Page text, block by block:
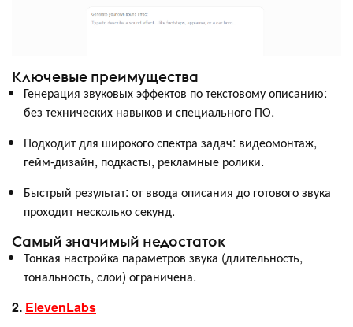
Ключевые преимущества
Генерация звуковых эффектов по текстовому описанию:
без технических навыков и специального ПО.
Подходит для широкого спектра задач: видеомонтаж,
гейм-дизайн, подкасты, рекламные ролики.
Быстрый результат: от ввода описания до готового звука
проходит несколько секунд.
Самый значимый недостаток
Тонкая настройка параметров звука (длительность,
тональность, слои) ограничена.
2. ElevenLabs